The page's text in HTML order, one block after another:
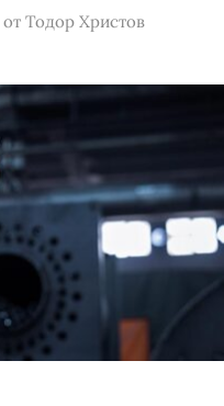
от Тодор Христов